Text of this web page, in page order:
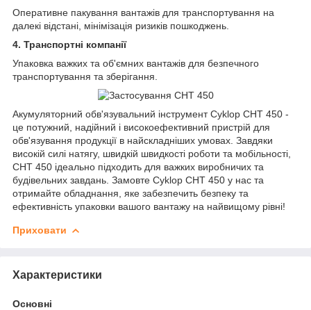
Оперативне пакування вантажів для транспортування на
далекі відстані, мінімізація ризиків пошкоджень.
4. Транспортні компанії
Упаковка важких та об'ємних вантажів для безпечного
транспортування та зберігання.
Акумуляторний обв'язувальний інструмент Cyklop CHT 450 -
це потужний, надійний і високоефективний пристрій для
обв'язування продукції в найскладніших умовах. Завдяки
високій силі натягу, швидкій швидкості роботи та мобільності,
CHT 450 ідеально підходить для важких виробничих та
будівельних завдань. Замовте Cyklop CHT 450 у нас та
отримайте обладнання, яке забезпечить безпеку та
ефективність упаковки вашого вантажу на найвищому рівні!
Приховати
Характеристики
Основні